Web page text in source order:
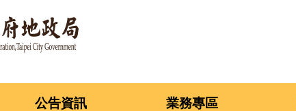
公告資訊 業務專區